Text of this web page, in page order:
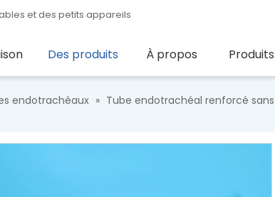
et des petits appareils
Des produits À propos
endotrachéaux » Tube endotrachéal renforcé